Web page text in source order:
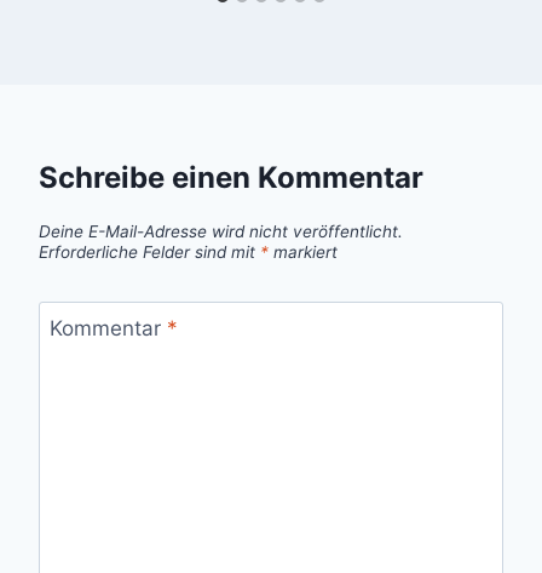
Schreibe einen Kommentar
Deine E-Mail-Adresse wird nicht veröffentlicht.
Erforderliche Felder sind mit * markiert
Kommentar *